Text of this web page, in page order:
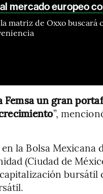
mercado europeo
matriz de Oxxo
Femsa un gran
”,
la Bolsa Mexicana
(Ciudad de
bursátil